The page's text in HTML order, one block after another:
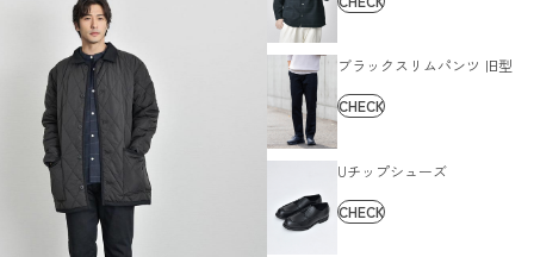
ブラックスリムパンツ 旧型
CHECK
Uチップシューズ
CHECK